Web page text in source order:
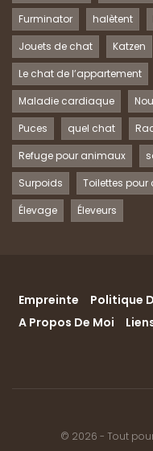
Furminator
halètent
Jouets de chat
Katzen
Le chat de l’appartement
Maladie cardiaque
Puces
quel chat
Refuge pour animaux
Surpoids
Toilettes pour
Élevage
Éleveurs
Empreinte Politique
A Propos De Moi
© 2026 - Tout